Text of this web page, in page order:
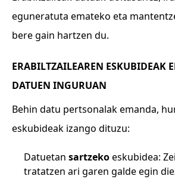
eguneratuta emateko eta
bere gain hartzen du.
ERABILTZAILEAREN ESKUBIDEAK
DATUEN INGURUAN
Behin datu pertsonalak emanda,
eskubideak izango dituzu:
Datuetan sartzekoeskubidea:
tratatzen ari garen galde egin